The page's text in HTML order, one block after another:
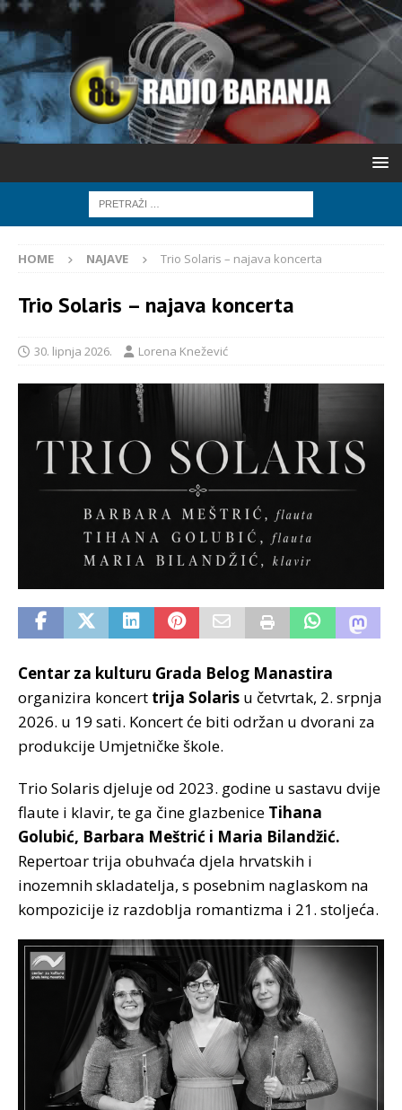
HOME NAJAVE Trio Solaris – najava koncerta
Trio Solaris – najava koncerta
30. lipnja 2026. Lorena Knežević
Centar za kulturu Grada Belog Manastira
organizira koncert trija Solaris u četvrtak, 2. srpnja
2026. u 19 sati. Koncert će biti održan u dvorani za
produkcije Umjetničke škole.
Trio Solaris djeluje od 2023. godine u sastavu dvije
flaute i klavir, te ga čine glazbenice Tihana
Golubić, Barbara Meštrić i Maria Bilandžić.
Repertoar trija obuhvaća djela hrvatskih i
inozemnih skladatelja, s posebnim naglaskom na
kompozicije iz razdoblja romantizma i 21. stoljeća.